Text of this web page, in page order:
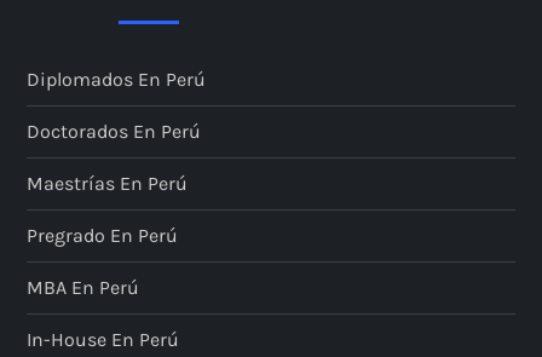
Diplomados En Perú
Doctorados En Perú
Maestrías En Perú
Pregrado En Perú
MBA En Perú
In-House En Perú